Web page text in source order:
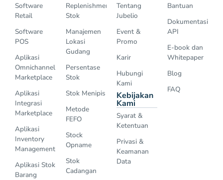
Software
Retail
Software
POS
Aplikasi
Omnichannel
Marketplace
Aplikasi
Integrasi
Marketplace
Aplikasi
Inventory
Management
Aplikasi Stok
Barang
Replenishment
Stok
Manajemen
Lokasi
Gudang
Persentase
Stok
Stok Menipis
Metode
FEFO
Stock
Opname
Stok
Cadangan
Tentang
Jubelio
Event &
Promo
Karir
Hubungi
Kami
Kebijakan
Kami
Syarat &
Ketentuan
Privasi &
Keamanan
Data
Bantuan
Dokumentasi
API
E-book dan
Whitepaper
Blog
FAQ